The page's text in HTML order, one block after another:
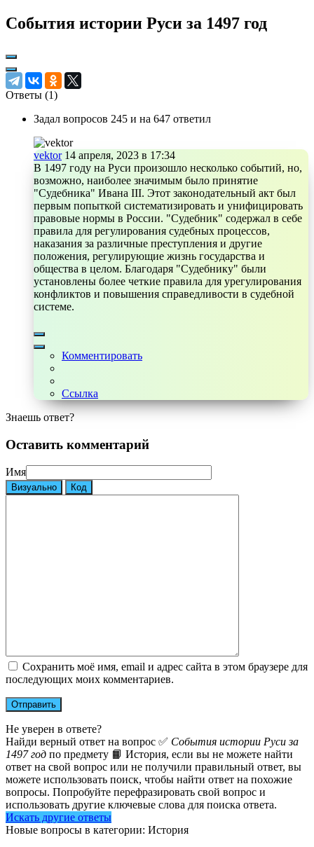
События истории Руси за 1497 год
Ответы (1)
Задал вопросов 245 и на 647 ответил
vektor 14 апреля, 2023 в 17:34
В 1497 году на Руси произошло несколько событий, но,
возможно, наиболее значимым было принятие
"Судебника" Ивана III. Этот законодательный акт был
первым попыткой систематизировать и унифицировать
правовые нормы в России. "Судебник" содержал в себе
правила для регулирования судебных процессов,
наказания за различные преступления и другие
положения, регулирующие жизнь государства и
общества в целом. Благодаря "Судебнику" были
установлены более четкие правила для урегулирования
конфликтов и повышения справедливости в судебной
системе.
Комментировать
Ссылка
Знаешь ответ?
Оставить комментарий
Имя
Визуально Код
Сохранить моё имя, email и адрес сайта в этом браузере для
последующих моих комментариев.
Не уверен в ответе?
Найди верный ответ на вопрос ✅ События истории Руси за
1497 год по предмету 📙 История, если вы не можете найти
ответ на свой вопрос или не получили правильный ответ, вы
можете использовать поиск, чтобы найти ответ на похожие
вопросы. Попробуйте перефразировать свой вопрос и
использовать другие ключевые слова для поиска ответа.
Искать другие ответы
Новые вопросы в категории: История